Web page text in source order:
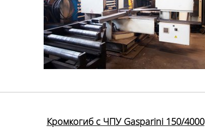
Кромкогиб с ЧПУ Gasparini 150/4000